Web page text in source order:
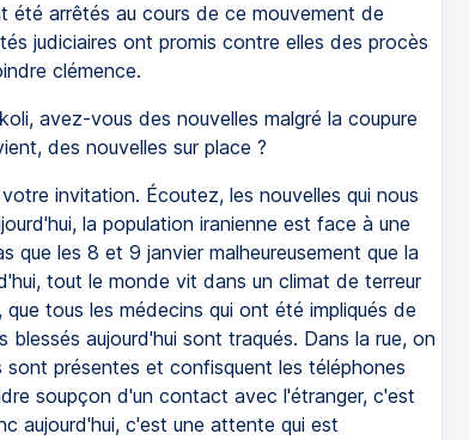
été arrêtés au cours de ce mouvement de
judiciaires ont promis contre elles des procès
clémence.
avez-vous des nouvelles malgré la coupure
des nouvelles sur place ?
invitation. Écoutez, les nouvelles qui nous
la population iranienne est face à une
que les 8 et 9 janvier malheureusement que la
tout le monde vit dans un climat de terreur
tous les médecins qui ont été impliqués de
blessés aujourd'hui sont traqués. Dans la rue, on
présentes et confisquent les téléphones
soupçon d'un contact avec l'étranger, c'est
aujourd'hui, c'est une attente qui est